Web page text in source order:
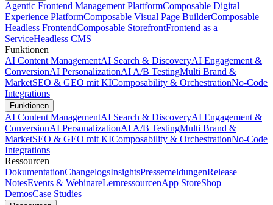
Agentic Frontend Management PlattformComposable Digital
Experience PlatformComposable Visual Page BuilderComposable
Headless FrontendComposable StorefrontFrontend as a
ServiceHeadless CMS
Funktionen
AI Content ManagementAI Search & DiscoveryAI Engagement &
ConversionAI PersonalizationAI A/B TestingMulti Brand &
MarketSEO & GEO mit KIComposability & OrchestrationNo-Code
Integrations
Funktionen
AI Content ManagementAI Search & DiscoveryAI Engagement &
ConversionAI PersonalizationAI A/B TestingMulti Brand &
MarketSEO & GEO mit KIComposability & OrchestrationNo-Code
Integrations
Ressourcen
DokumentationChangelogsInsightsPressemeldungenRelease
NotesEvents & WebinareLernressourcenApp StoreShop
DemosCase Studies